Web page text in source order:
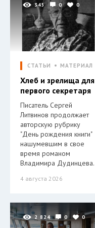
345 0 0
СТАТЬИ МАТЕРИАЛ
Хлеб и зрелища для
первого секретаря
Писатель Сергей
Литвинов продолжает
авторскую рубрику
"День рождения книги"
нашумевшим в свое
время романом
Владимира Дудинцева.
4 августа 2026
2 824 0 0